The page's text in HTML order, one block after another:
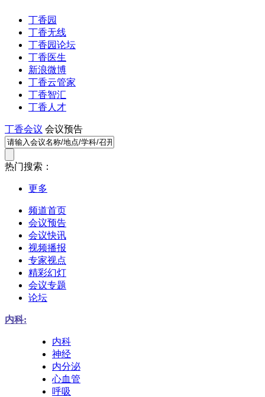
丁香园
丁香无线
丁香园论坛
丁香医生
新浪微博
丁香云管家
丁香智汇
丁香人才
丁香会议 会议预告
热门搜索：
更多
频道首页
会议预告
会议快讯
视频播报
专家视点
精彩幻灯
会议专题
论坛
内科:
内科
神经
内分泌
心血管
呼吸